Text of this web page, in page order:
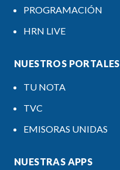
PROGRAMACIÓN
HRN LIVE
NUESTROS PORTALES
TU NOTA
TVC
EMISORAS UNIDAS
NUESTRAS APPS